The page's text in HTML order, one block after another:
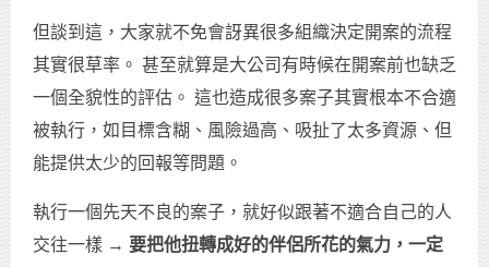
但談到這，大家就不免會訝異很多組織決定開案的流程
其實很草率。 甚至就算是大公司有時候在開案前也缺乏
一個全貌性的評估。 這也造成很多案子其實根本不合適
被執行，如目標含糊、風險過高、吸扯了太多資源、但
能提供太少的回報等問題。
執行一個先天不良的案子，就好似跟著不適合自己的人
交往一樣 → 要把他扭轉成好的伴侶所花的氣力，一定